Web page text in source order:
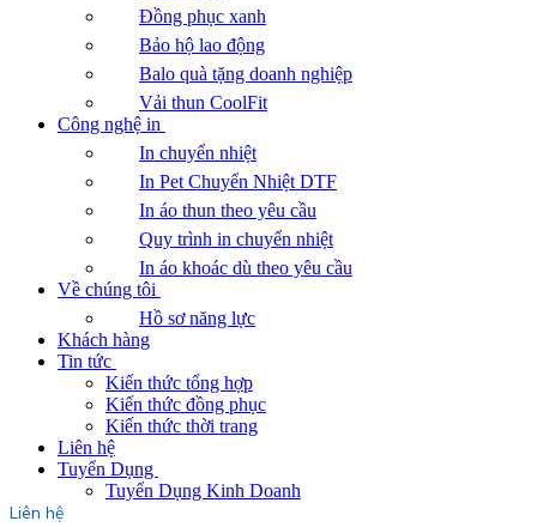
Đồng phục xanh
Bảo hộ lao động
Balo quà tặng doanh nghiệp
Vải thun CoolFit
Công nghệ in
In chuyển nhiệt
In Pet Chuyển Nhiệt DTF
In áo thun theo yêu cầu
Quy trình in chuyển nhiệt
In áo khoác dù theo yêu cầu
Về chúng tôi
Hồ sơ năng lực
Khách hàng
Tin tức
Kiến thức tổng hợp
Kiến thức đồng phục
Kiến thức thời trang
Liên hệ
Tuyển Dụng
Tuyển Dụng Kinh Doanh
Liên hệ